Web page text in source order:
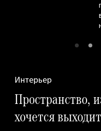
Интерьер
Пространство,
хочется